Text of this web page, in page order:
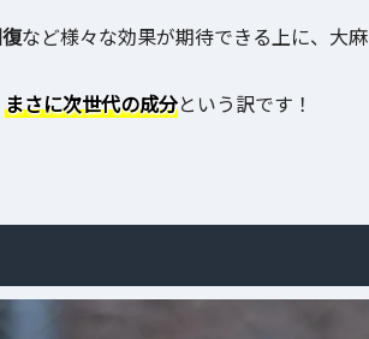
など様々な効果が期待できる上に、大
まさに次世代の成分という訳です！